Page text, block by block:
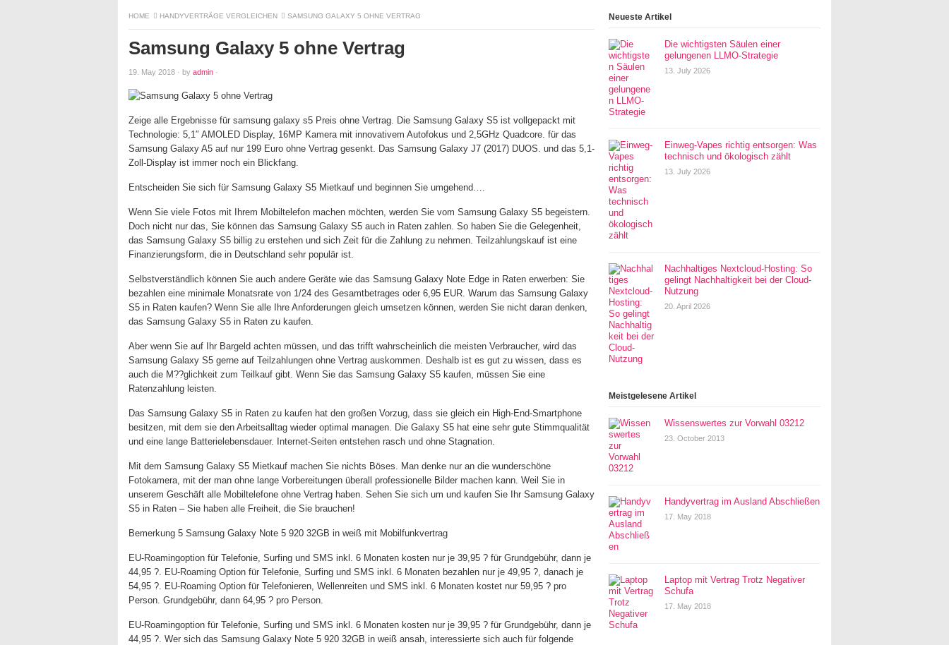
HOME HANDYVERTRÄGE VERGLEICHEN SAMSUNG GALAXY 5 OHNE VERTRAG
Samsung Galaxy 5 ohne Vertrag
19. May 2018 · by admin ·
Zeige alle Ergebnisse für samsung galaxy s5 Preis ohne Vertrag. Die Samsung Galaxy S5 ist vollgepackt mit
Technologie: 5,1″ AMOLED Display, 16MP Kamera mit innovativem Autofokus und 2,5GHz Quadcore. für das
Samsung Galaxy A5 auf nur 199 Euro ohne Vertrag gesenkt. Das Samsung Galaxy J7 (2017) DUOS. und das 5,1-
Zoll-Display ist immer noch ein Blickfang.
Entscheiden Sie sich für Samsung Galaxy S5 Mietkauf und beginnen Sie umgehend….
Wenn Sie viele Fotos mit Ihrem Mobiltelefon machen möchten, werden Sie vom Samsung Galaxy S5 begeistern.
Doch nicht nur das, Sie können das Samsung Galaxy S5 auch in Raten zahlen. So haben Sie die Gelegenheit,
das Samsung Galaxy S5 billig zu erstehen und sich Zeit für die Zahlung zu nehmen. Teilzahlungskauf ist eine
Finanzierungsform, die in Deutschland sehr populär ist.
Selbstverständlich können Sie auch andere Geräte wie das Samsung Galaxy Note Edge in Raten erwerben: Sie
bezahlen eine minimale Monatsrate von 1/24 des Gesamtbetrages oder 6,95 EUR. Warum das Samsung Galaxy
S5 in Raten kaufen? Wenn Sie alle Ihre Anforderungen gleich umsetzen können, werden Sie nicht daran denken,
das Samsung Galaxy S5 in Raten zu kaufen.
Aber wenn Sie auf Ihr Bargeld achten müssen, und das trifft wahrscheinlich die meisten Verbraucher, wird das
Samsung Galaxy S5 gerne auf Teilzahlungen ohne Vertrag auskommen. Deshalb ist es gut zu wissen, dass es
auch die M??glichkeit zum Teilkauf gibt. Wenn Sie das Samsung Galaxy S5 kaufen, müssen Sie eine
Ratenzahlung leisten.
Das Samsung Galaxy S5 in Raten zu kaufen hat den großen Vorzug, dass sie gleich ein High-End-Smartphone
besitzen, mit dem sie den Arbeitsalltag wieder optimal managen. Die Galaxy S5 hat eine sehr gute Stimmqualität
und eine lange Batterielebensdauer. Internet-Seiten entstehen rasch und ohne Stagnation.
Mit dem Samsung Galaxy S5 Mietkauf machen Sie nichts Böses. Man denke nur an die wunderschöne
Fotokamera, mit der man ohne lange Vorbereitungen überall professionelle Bilder machen kann. Weil Sie in
unserem Geschäft alle Mobiltelefone ohne Vertrag haben. Sehen Sie sich um und kaufen Sie Ihr Samsung Galaxy
S5 in Raten – Sie haben alle Freiheit, die Sie brauchen!
Bemerkung 5 Samsung Galaxy Note 5 920 32GB in weiß mit Mobilfunkvertrag
EU-Roamingoption für Telefonie, Surfing und SMS inkl. 6 Monaten kosten nur je 39,95 ? für Grundgebühr, dann je
44,95 ?. EU-Roaming Option für Telefonie, Surfing und SMS inkl. 6 Monaten bezahlen nur je 49,95 ?, danach je
54,95 ?. EU-Roaming Option für Telefonieren, Wellenreiten und SMS inkl. 6 Monaten kostet nur 59,95 ? pro
Person. Grundgebühr, dann 64,95 ? pro Person.
EU-Roamingoption für Telefonie, Surfing und SMS inkl. 6 Monaten kosten nur je 39,95 ? für Grundgebühr, dann je
44,95 ?. Wer sich das Samsung Galaxy Note 5 920 32GB in weiß ansah, interessierte sich auch für folgende
Neueste Artikel
Die wichtigsten Säulen einer
gelungenen LLMO-Strategie
13. July 2026
Einweg-Vapes richtig entsorgen: Was
technisch und ökologisch zählt
13. July 2026
Nachhaltiges Nextcloud-Hosting: So
gelingt Nachhaltigkeit bei der Cloud-
Nutzung
20. April 2026
Meistgelesene Artikel
Wissenswertes zur Vorwahl 03212
23. October 2013
Handyvertrag im Ausland Abschließen
17. May 2018
Laptop mit Vertrag Trotz Negativer
Schufa
17. May 2018